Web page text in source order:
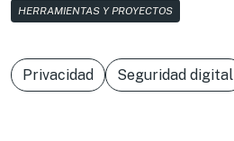
HERRAMIENTAS Y PROYECTOS
Privacidad Seguridad digital